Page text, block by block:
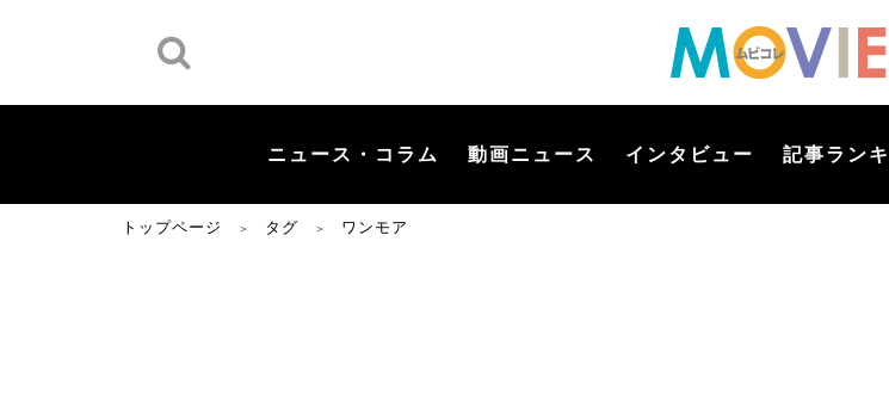
ニュース・コラム 動画ニュース インタビュー 記事ラン
トップページ ＞ タグ ＞ ワンモア